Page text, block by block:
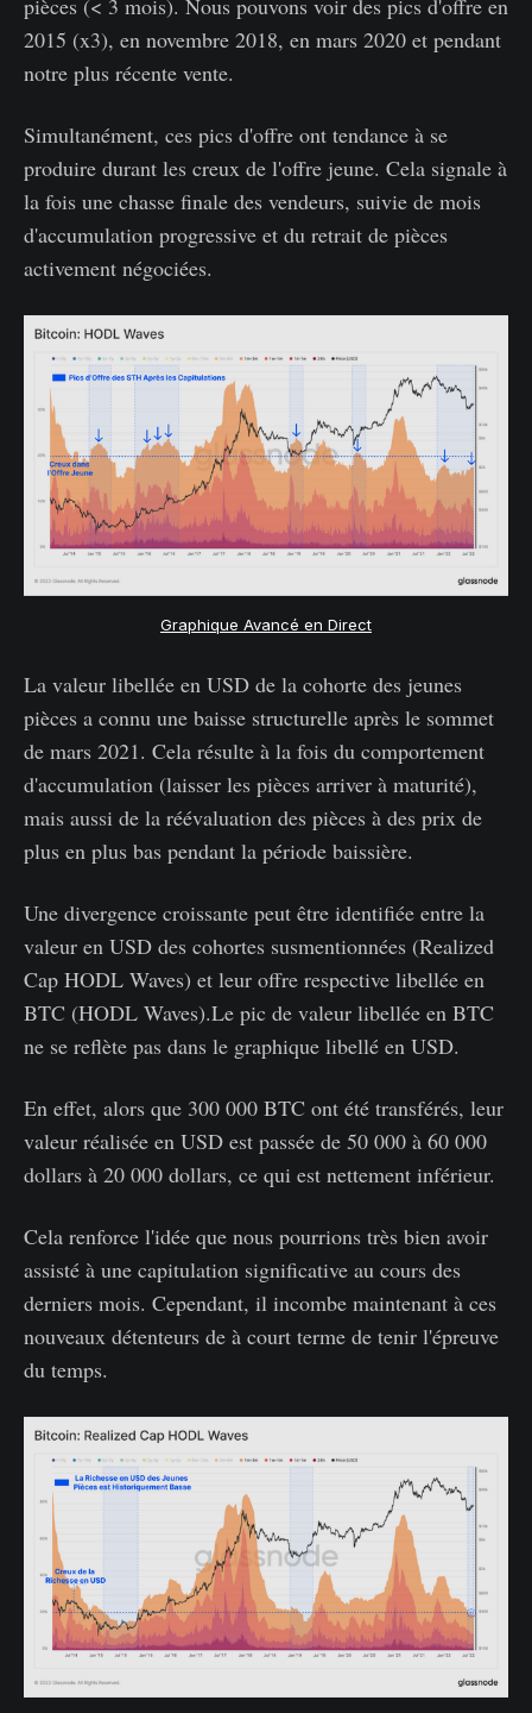
2015 (x3), en novembre 2018, en mars 2020 et pendant
notre plus récente vente.
Simultanément, ces pics d'offre ont tendance à se
produire durant les creux de l'offre jeune. Cela signale à
la fois une chasse finale des vendeurs, suivie de mois
d'accumulation progressive et du retrait de pièces
activement négociées.
Graphique Avancé en Direct
La valeur libellée en USD de la cohorte des jeunes
pièces a connu une baisse structurelle après le sommet
de mars 2021. Cela résulte à la fois du comportement
d'accumulation (laisser les pièces arriver à maturité),
mais aussi de la réévaluation des pièces à des prix de
plus en plus bas pendant la période baissière.
Une divergence croissante peut être identifiée entre la
valeur en USD des cohortes susmentionnées (Realized
Cap HODL Waves) et leur offre respective libellée en
BTC (HODL Waves).Le pic de valeur libellée en BTC
ne se reflète pas dans le graphique libellé en USD.
En effet, alors que 300 000 BTC ont été transférés, leur
valeur réalisée en USD est passée de 50 000 à 60 000
dollars à 20 000 dollars, ce qui est nettement inférieur.
Cela renforce l'idée que nous pourrions très bien avoir
assisté à une capitulation significative au cours des
derniers mois. Cependant, il incombe maintenant à ces
nouveaux détenteurs de à court terme de tenir l'épreuve
du temps.